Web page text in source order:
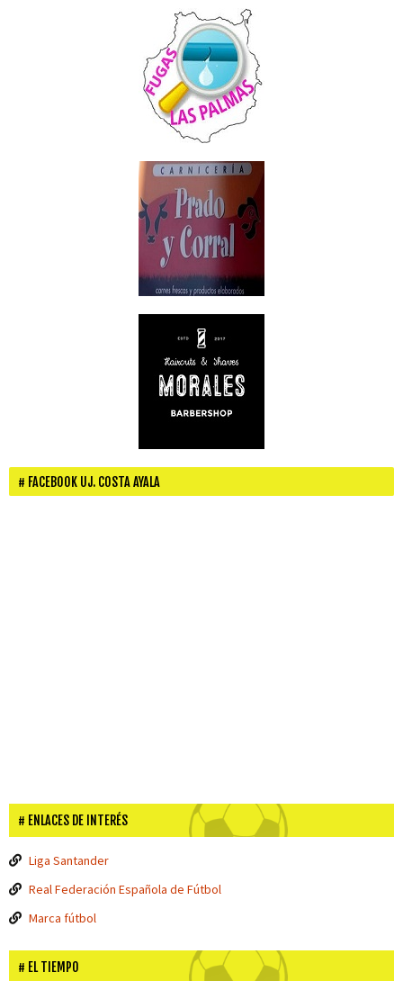
FACEBOOK UJ. COSTA AYALA
ENLACES DE INTERÉS
Liga Santander
Real Federación Española de Fútbol
Marca fútbol
EL TIEMPO